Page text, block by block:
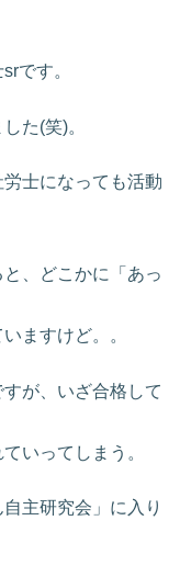
です。
た(笑)。
士になっても活動
、どこかに「あっ
ますけど。。
が、いざ合格して
いってしまう。
主研究会」に入り